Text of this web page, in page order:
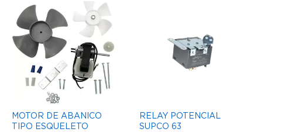
MOTOR DE ABANICO
TIPO ESQUELETO
RELAY POTENCIAL
SUPCO 63